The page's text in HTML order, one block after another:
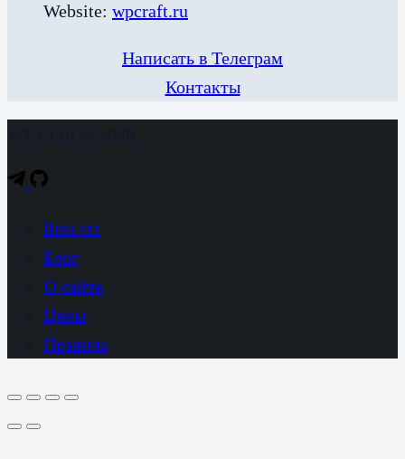
Website: wpcraft.ru
Написать в Телеграм
Контакты
llms.txt
Блог
О сайте
Цены
Правила